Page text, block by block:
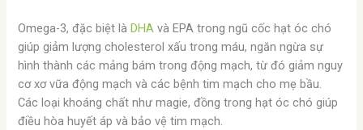
Omega-3, đặc biệt là DHA và EPA trong ngũ cốc hạt óc chó
giúp giảm lượng cholesterol xấu trong máu, ngăn ngừa sự
hình thành các mảng bám trong động mạch, từ đó giảm nguy
cơ xơ vữa động mạch và các bệnh tim mạch cho mẹ bầu.
Các loại khoáng chất như magie, đồng trong hạt óc chó giúp
điều hòa huyết áp và bảo vệ tim mạch.